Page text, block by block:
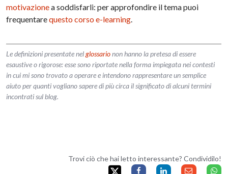
motivazionea soddisfarli: per approfondire il tema puoi
frequentarequesto corso e-learning.
Le definizioni presentate nelglossarionon hanno la pretesa di essere
esaustive o rigorose: esse sono riportate nella forma impiegata nei contesti
in cui mi sono trovato a operare e intendono rappresentare un semplice
aiuto per quanti vogliano sapere di più circa il significato di alcuni termini
incontrati sul blog.
Trovi ciò che hai letto interessante? Condividilo!